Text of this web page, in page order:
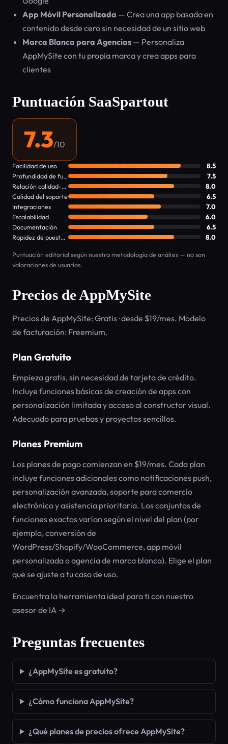
App Móvil Personalizada — Crea una app basada en
contenido desde cero sin necesidad de un sitio web
Marca Blanca para Agencias — Personaliza
AppMySite con tu propia marca y crea apps para
clientes
Puntuación SaaSpartout
7.3/10
Facilidad de uso
8.5
Profundidad de funciones
7.5
Relación calidad-precio
8.0
Calidad del soporte
6.5
Integraciones
7.0
Escalabilidad
6.0
Documentación
6.5
Rapidez de puesta en marcha
8.0
Puntuación editorial según nuestra metodología de análisis — no son
valoraciones de usuarios.
Precios de AppMySite
Precios de AppMySite: Gratis · desde $19/mes. Modelo
de facturación: Freemium.
Plan Gratuito
Empieza gratis, sin necesidad de tarjeta de crédito.
Incluye funciones básicas de creación de apps con
personalización limitada y acceso al constructor visual.
Adecuado para pruebas y proyectos sencillos.
Planes Premium
Los planes de pago comienzan en $19/mes. Cada plan
incluye funciones adicionales como notificaciones push,
personalización avanzada, soporte para comercio
electrónico y asistencia prioritaria. Los conjuntos de
funciones exactos varían según el nivel del plan (por
ejemplo, conversión de
WordPress/Shopify/WooCommerce, app móvil
personalizada o agencia de marca blanca). Elige el plan
que se ajuste a tu caso de uso.
Encuentra la herramienta ideal para ti con nuestro
asesor de IA →
Preguntas frecuentes
¿AppMySite es gratuito?
¿Cómo funciona AppMySite?
¿Qué planes de precios ofrece AppMySite?